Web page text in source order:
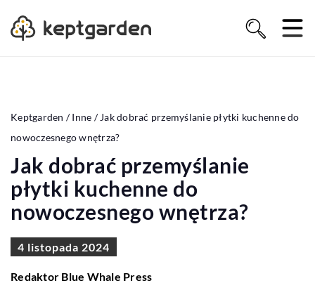
Keptgarden /Inne / Jak dobrać przemyślanie płytki kuchenne do
nowoczesnego wnętrza?
Jak dobrać przemyślanie
płytki kuchenne do
nowoczesnego wnętrza?
4 listopada 2024
Redaktor Blue Whale Press